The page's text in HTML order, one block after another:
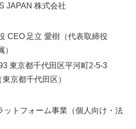
JAPAN 株式会社
CEO 足立 愛樹（代表取締役
）
東京都千代田区平河町2‑5‑3
京都千代田区）
ットフォーム事業（個人向け・法